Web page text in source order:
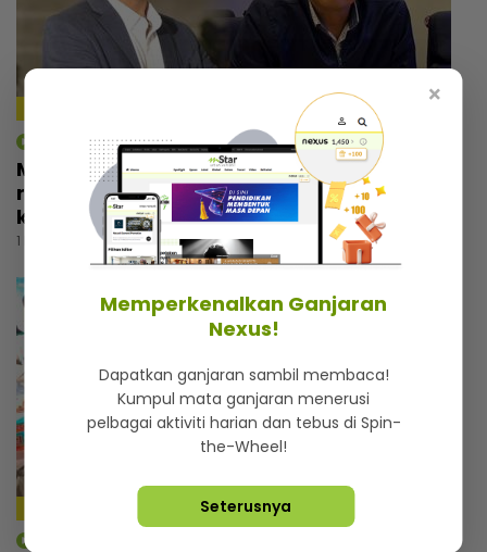
mStar | Hiburan
Macam tak percaya umur dah 57 tahun,
rupanya ini amalan mudah Rashdan Baba
kekal awet muda
1 hari lalu
×
Memperkenalkan Ganjaran
Nexus!
Dapatkan ganjaran sambil membaca!
Kumpul mata ganjaran menerusi
pelbagai aktiviti harian dan tebus di Spin-
the-Wheel!
Seterusnya